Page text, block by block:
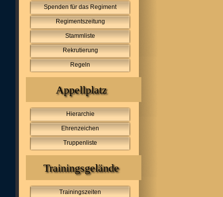
Spenden für das Regiment
Regimentszeitung
Stammliste
Rekrutierung
Regeln
Appellplatz
Hierarchie
Ehrenzeichen
Truppenliste
Trainingsgelände
Trainingszeiten